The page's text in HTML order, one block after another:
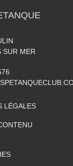
SUR MER
LÉGALES